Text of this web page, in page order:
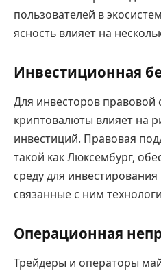
пользователей в
ясность влияет на
Инвестиционная
Для инвесторов правовой
криптовалюты влияет на
инвестиций. Правовая
такой как Люксембург,
среду для
связанные с ним
Операционная
Трейдеры и операторы